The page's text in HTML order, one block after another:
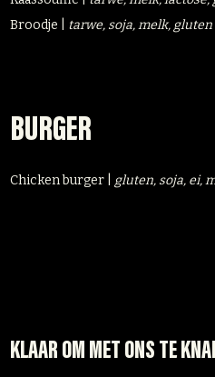
Broodje | tarwe, soja, melk, gluten
BURGER
Chicken burger | gluten, soja, ei,
KLAAR OM MET ONS TE